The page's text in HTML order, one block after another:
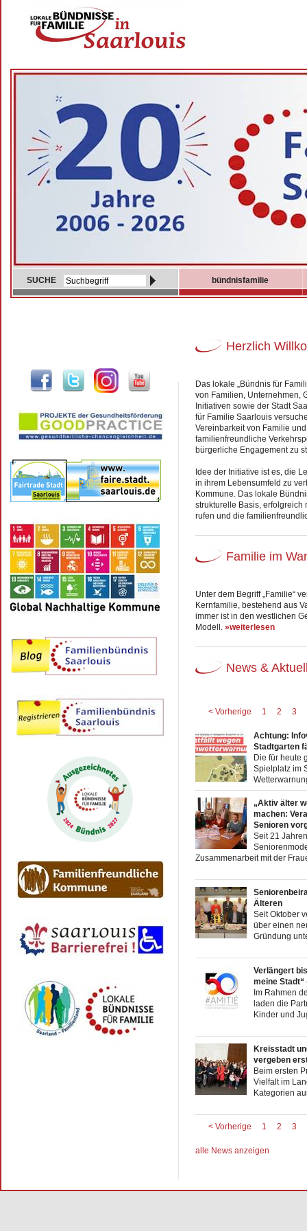
SUCHE bündnisfamilie
Herzlich
Das lokale „Bündnis für
von Familien, Unternehmen,
Initiativen sowie der Stadt
für Familie Saarlouis
Vereinbarkeit von Familie
familienfreundliche
bürgerliche Engagement zu
Idee der Initiative ist es, die
in ihrem Lebensumfeld zu
Kommune. Das lokale
strukturelle Basis, erfolgreich
rufen und die
Familie im
Unter dem Begriff „Familie“
Kernfamilie, bestehend aus
immer ist in den westlichen
Modell. »weiterlesen
News &
< Vorherige 1 2 3
Achtung:
Stadtgarten
Die für heute
Spielplatz im
„Aktiv älter
machen:
Senioren
Seit 21
Zusammenarbeit mit der
Älteren
Seit Oktober
über einen
Gründung
Verlängert
meine
Im Rahmen
laden die
Kinder und
Kreisstadt
vergeben
Beim ersten
Vielfalt im
Kategorien
< Vorherige 1 2 3
alle News anzeigen